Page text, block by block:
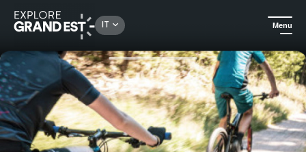
IT Menu
Natura In mountain bike a valle del resort del Lac Blanc